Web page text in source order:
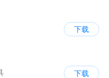
下载
下载